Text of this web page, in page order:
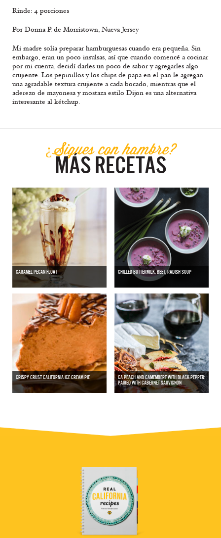
Rinde: 4 porciones
Por Donna P. de Morristown, Nueva Jersey
Mi madre solía preparar hamburguesas cuando era pequeña. Sin
embargo, eran un poco insulsas, así que cuando comencé a cocinar
por mi cuenta, decidí darles un poco de sabor y agregarles algo
crujiente. Los pepinillos y los chips de papa en el pan le agregan
una agradable textura crujiente a cada bocado, mientras que el
aderezo de mayonesa y mostaza estilo Dijon es una alternativa
interesante al kétchup.
¿Sigues con hambre?
MÁS RECETAS
CARAMEL PECAN FLOAT CHILLED BUTTERMILK, BEET, RADISH SOUP
CRISPY CRUST CALIFORNIA ICE CREAM PIE
CA PEACH AND CAMEMBERT WITH BLACK PEPPER:
PAIRED WITH CABERNET SAUVIGNON